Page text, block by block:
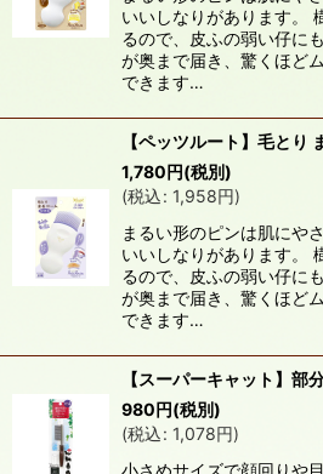
並び順:
いいしなりがあります。
るので、皮ふの弱い仔に
が奥まで届き、驚くほど
できます…
【ペッツルート】毛とり
1,780円(税別)
(税込: 1,958円)
まるい形のピンは肌にや
いいしなりがあります。
るので、皮ふの弱い仔に
が奥まで届き、驚くほど
できます…
【スーパーキャット】部
980円(税別)
(税込: 1,078円)
小さめサイズで顔回りや